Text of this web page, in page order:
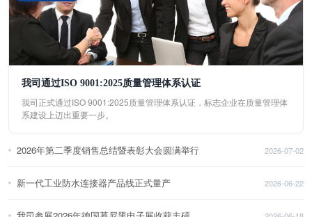
我司通过ISO 9001:2025质量管理体系认证
我司正式通过ISO 9001:2025质量管理体系认证，标志企业在质量管理体
系建设上迈出重要一步。
2026年第二季度销售总结暨表彰大会圆满举行 2026-07-02
新一代工业防水连接器产品线正式量产 2026-06-22